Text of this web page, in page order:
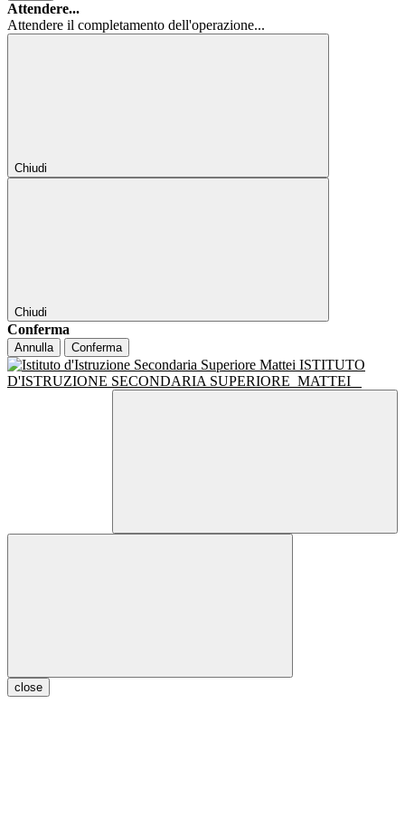
Attendere...
Attendere il completamento dell'operazione...
Chiudi
Chiudi
Conferma
Annulla Conferma
ISTITUTO
D'ISTRUZIONE SECONDARIA SUPERIORE MATTEI
close